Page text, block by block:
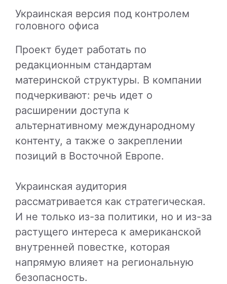
Украинская версия под контролем
головного офиса
Проект будет работать по
редакционным стандартам
материнской структуры. В компании
подчеркивают: речь идет о
расширении доступа к
альтернативному международному
контенту, а также о закреплении
позиций в Восточной Европе.
Украинская аудитория
рассматривается как стратегическая.
И не только из-за политики, но и из-за
растущего интереса к американской
внутренней повестке, которая
напрямую влияет на региональную
безопасность.